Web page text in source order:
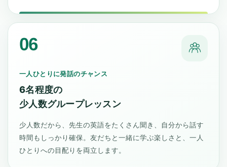
06
一人ひとりに発話のチャンス
6名程度の
少人数グループレッスン
少人数だから、先生の英語をたくさん聞き、自分から話す
時間もしっかり確保。友だちと一緒に学ぶ楽しさと、一人
ひとりへの目配りを両立します。